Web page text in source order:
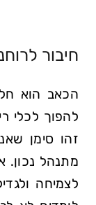
חיבור
הכאב הוא
להפוך לכלי
זהו סימן
מתנהל נכון.
לצמיחה